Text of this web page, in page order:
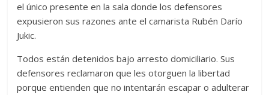
el único presente en la sala donde los defensores
expusieron sus razones ante el camarista Rubén Darío
Jukic.
Todos están detenidos bajo arresto domiciliario. Sus
defensores reclamaron que les otorguen la libertad
porque entienden que no intentarán escapar o adulterar